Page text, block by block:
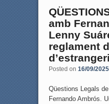
amb
Lenny
reglament
Posted on 16/09/2025
Qüestions Legals
Fernando Ambrós.